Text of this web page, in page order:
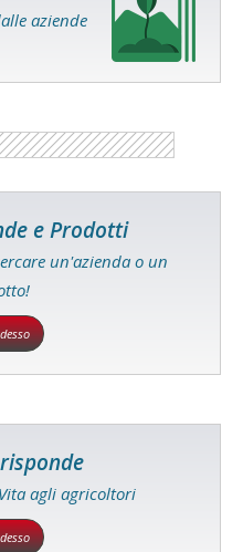
aziende
e Prodotti
un'azienda o un
agli agricoltori